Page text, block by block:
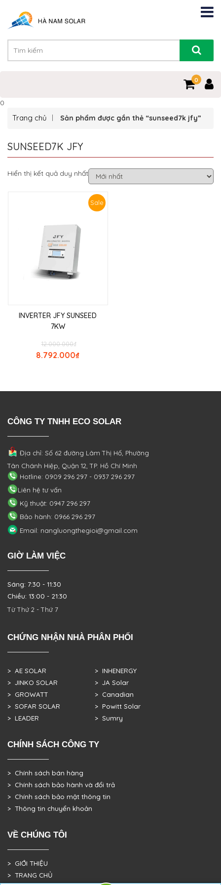
0
0
Trang chủ Sản phẩm được gắn thẻ “sunseed7k jfy”
SUNSEED7K JFY
Hiển thị kết quả duy nhất
Sale
INVERTER JFY SUNSEED
7KW
₫
12.000.000
₫
8.792.000
CÔNG TY TNHH ECO SOLAR
Địa chỉ: Số 62 đường Lâm Thị Hố, Phường
Tân Chánh Hiệp, Quận 12, TP. Hồ Chí Minh
Hotline: 0909 296 297 - 0937 296 297
Liên hệ tư vấn
Kỹ thuật: 0947 296 297
Bảo hành: 0966 296 297
Email: nangluongthegioi@gmail.com
GIỜ LÀM VIỆC
Sáng: 7:30 - 11:30
Chiều: 13:00 - 21:30
Từ Thứ 2 - Thứ 7
CHỨNG NHẬN NHÀ PHÂN PHỐI
> AE SOLAR
> JINKO SOLAR
> GROWATT
> SOFAR SOLAR
> LEADER
> INHENERGY
> JA Solar
> Canadian
> Powitt Solar
> Sumry
CHÍNH SÁCH CÔNG TY
> Chính sách bán hàng
> Chính sách bảo hành và đổi trả
> Chính sách bảo mật thông tin
> Thông tin chuyển khoản
VỀ CHÚNG TÔI
> GIỚI THIỆU
> TRANG CHỦ